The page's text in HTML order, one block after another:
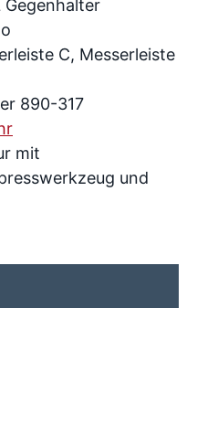
C, Messerleiste
890-317
mit
und